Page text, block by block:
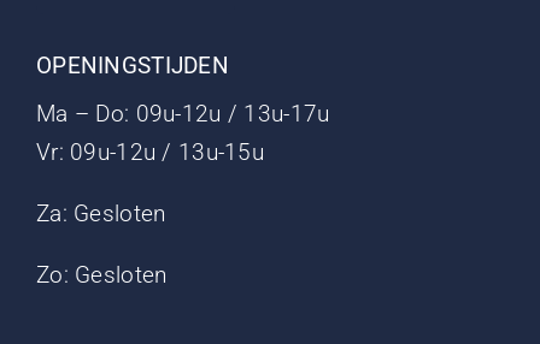
OPENINGSTIJDEN
Ma – Do: 09u-12u / 13u-17u
Vr: 09u-12u / 13u-15u
Za: Gesloten
Zo: Gesloten